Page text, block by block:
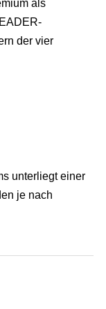
als
der vier
unterliegt einer
je nach